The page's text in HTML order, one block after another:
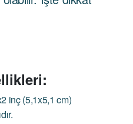
inç (5,1x5,1 cm)